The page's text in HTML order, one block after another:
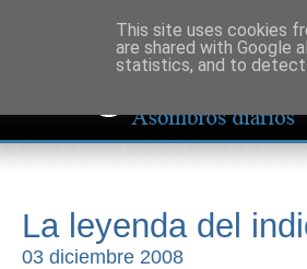
La leyenda del
03 diciembre 2008
This site uses cookies
are shared with Google
statistics, and to detect